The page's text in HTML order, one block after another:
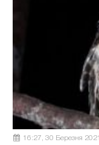
16:27, 30 Березня 2021